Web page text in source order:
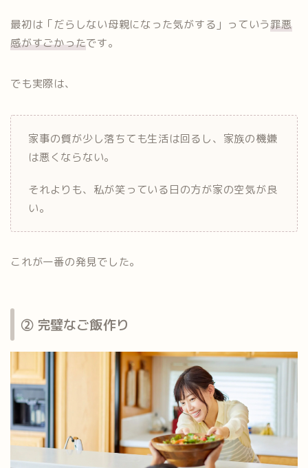
最初は「だらしない母親になった気がする」っていう罪悪
感がすごかったです。
でも実際は、
家事の質が少し落ちても生活は回るし、家族の機嫌
は悪くならない。
それよりも、私が笑っている日の方が家の空気が良
い。
これが一番の発見でした。
② 完璧なご飯作り